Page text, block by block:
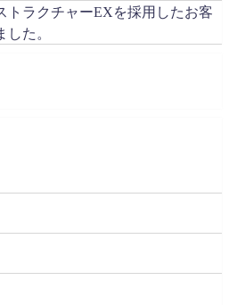
トラクチャーEXを採用したお客
た。